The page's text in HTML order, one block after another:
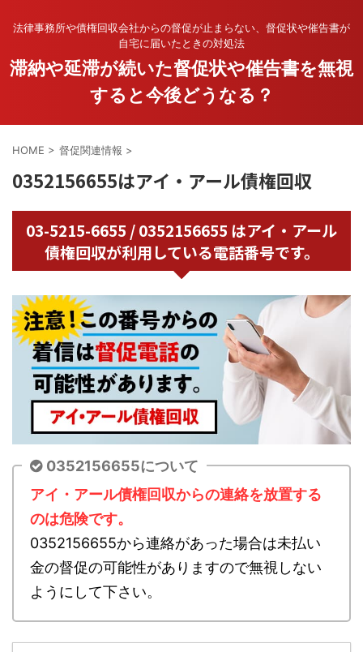
法律事務所や債権回収会社からの督促が止まらない、督促状や催告書が
自宅に届いたときの対処法
滞納や延滞が続いた督促状や催告書を無視
すると今後どうなる？
HOME > 督促関連情報 >
0352156655はアイ・アール債権回収
03-5215-6655 / 0352156655 はアイ・アール
債権回収が利用している電話番号です。
0352156655について
アイ・アール債権回収からの連絡を放置する
のは危険です。
0352156655から連絡があった場合は未払い
金の督促の可能性がありますので無視しない
ようにして下さい。